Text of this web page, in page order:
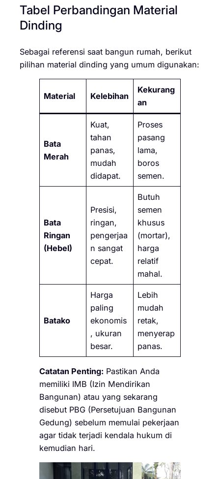
Tabel Perbandingan Material
Dinding
Sebagai referensi saat bangun rumah, berikut
pilihan material dinding yang umum digunakan:
Material Kelebihan
Kekurang
an
Bata
Merah
Kuat,
tahan
panas,
mudah
didapat.
Proses
pasang
lama,
boros
semen.
Bata
Ringan
(Hebel)
Presisi,
ringan,
pengerjaa
n sangat
cepat.
Butuh
semen
khusus
(mortar),
harga
relatif
mahal.
Batako
Harga
paling
ekonomis
, ukuran
besar.
Lebih
mudah
retak,
menyerap
panas.
Catatan Penting: Pastikan Anda
memiliki IMB (Izin Mendirikan
Bangunan) atau yang sekarang
disebut PBG (Persetujuan Bangunan
Gedung) sebelum memulai pekerjaan
agar tidak terjadi kendala hukum di
kemudian hari.